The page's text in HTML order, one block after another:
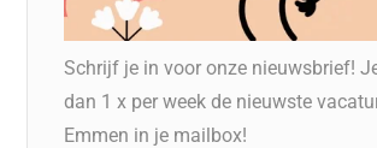
Schrijf je in voor onze nieuwsbrief!
dan 1 x per week de nieuwste
Emmen in je mailbox!